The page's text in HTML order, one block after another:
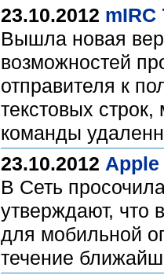
23.10.2012 mIRC
Вышла новая
возможностей
отправителя к
текстовых
команды
23.10.2012 Apple
В Сеть
утверждают, что
для мобильной
течение